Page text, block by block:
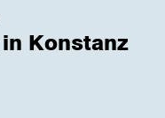
Konstanz